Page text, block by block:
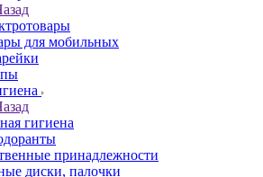
для мобильных
гигиена
принадлежности
диски, палочки